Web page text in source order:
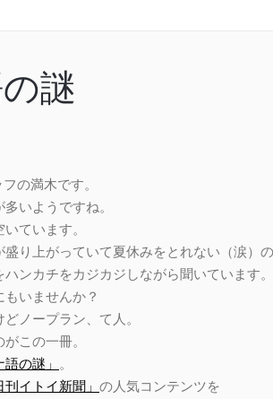
謎
Link
の満木です。
いようですね。
ています。
り上がっていて夏休みをとれない（涙）の
ンカチをカジカジしながら聞いています。
いませんか？
ノープラン、て人。
この一冊。
語の謎」 。
刊イトイ新聞」 の人気コンテンツを